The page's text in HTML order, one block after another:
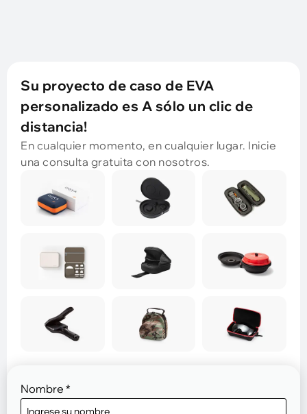
Nombre *
Su proyecto de caso de EVA
personalizado es A sólo un clic de
distancia!
En cualquier momento, en cualquier lugar. Inicie
una consulta gratuita con nosotros.